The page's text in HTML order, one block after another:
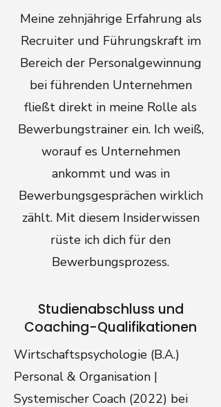
Meine zehnjährige Erfahrung als
Recruiter und Führungskraft im
Bereich der Personalgewinnung
bei führenden Unternehmen
fließt direkt in meine Rolle als
Bewerbungstrainer ein. Ich weiß,
worauf es Unternehmen
ankommt und was in
Bewerbungsgesprächen wirklich
zählt. Mit diesem Insiderwissen
rüste ich dich für den
Bewerbungsprozess.
Studienabschluss und
Coaching-Qualifikationen
Wirtschaftspsychologie (B.A.)
Personal & Organisation |
Systemischer Coach (2022) bei